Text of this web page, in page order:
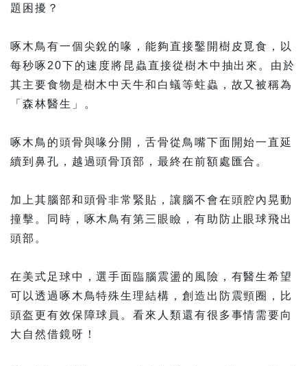
題困擾？
啄木鳥有一個尖銳的喙，能夠直接鑿開樹皮覓食，以
每秒啄20下的速度將昆蟲直接從樹木中抽出來。由於
其主要食物是樹木中天牛和白蟻等蛀蟲，故又被稱為
「森林醫生」。
啄木鳥的頭骨與喙分開，舌骨從鳥嘴下面開始一直延
續到鼻孔，越過頭骨頂部，最終在前額處匯合。
加上其腦部和頭骨非常緊貼，讓腦不會在頭腔內晃動
撞擊。同時，啄木鳥有第三眼瞼，有助防止眼球飛出
頭部。
在美式足球中，選手面臨腦震盪的風險，有醫生希望
可以透過啄木鳥特殊生理結構，創造出防震頸圈，比
頭盔更有效保障球員。看來人類還有很多事情需要向
大自然借鏡呀！